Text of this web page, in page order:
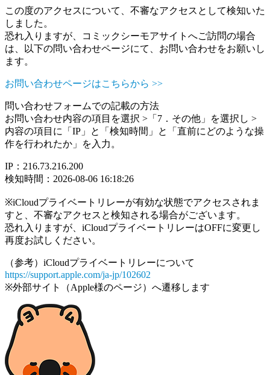
この度のアクセスについて、不審なアクセスとして検知いた
しました。
恐れ入りますが、コミックシーモアサイトへご訪問の場合
は、以下の問い合わせページにて、お問い合わせをお願いし
ます。
お問い合わせページはこちらから >>
問い合わせフォームでの記載の方法
お問い合わせ内容の項目を選択 >「7．その他」を選択し >
内容の項目に「IP」と「検知時間」と「直前にどのような操
作を行われたか」を入力。
IP：216.73.216.200
検知時間：2026-08-06 16:18:26
※iCloudプライベートリレーが有効な状態でアクセスされま
すと、不審なアクセスと検知される場合がございます。
恐れ入りますが、iCloudプライベートリレーはOFFに変更し
再度お試しください。
（参考）iCloudプライベートリレーについて
https://support.apple.com/ja-jp/102602
※外部サイト（Apple様のページ）へ遷移します